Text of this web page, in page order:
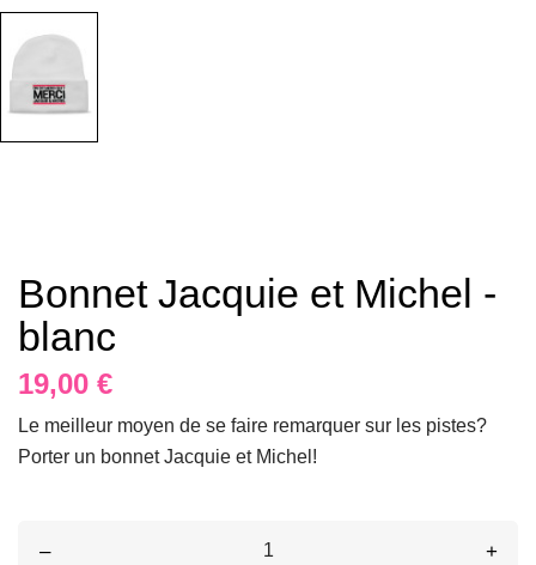
Bonnet Jacquie et Michel -
blanc
19,00 €
Le meilleur moyen de se faire remarquer sur les pistes?
Porter un bonnet Jacquie et Michel!
– +